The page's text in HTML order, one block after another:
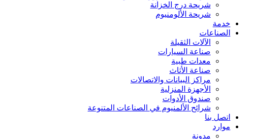
شريحة درج الخزانة
شريحة الألومنيوم
خدمة
الصناعات
الآلات الثقيلة
صناعة السيارات
معدات طبية
صناعة الأثاث
مراكز البيانات والاتصالات
الأجهزة المنزلية
صندوق الأدوات
شرائح الألمنيوم في الصناعات المتنوعة
اتصل بنا
موارد
مدونة